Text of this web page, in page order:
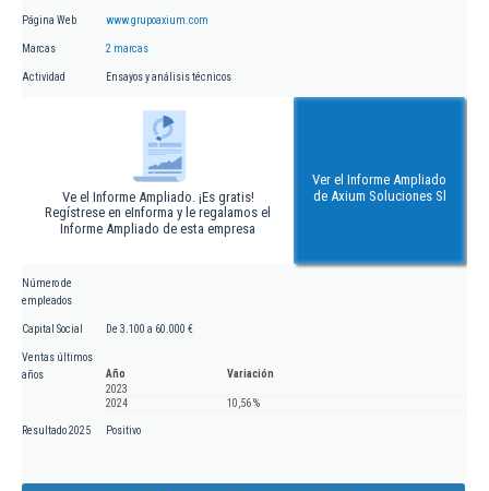
Página Web www.grupoaxium.com
Marcas 2 marcas
Actividad Ensayos y análisis técnicos
Ve el Informe Ampliado. ¡Es gratis!
Regístrese en eInforma y le regalamos el
Informe Ampliado de esta empresa
Ver el Informe Ampliado
de Axium Soluciones Sl
Número de
empleados
Capital Social De 3.100 a 60.000 €
Ventas últimos
años
Año
Variación
2023
2024
10,56 %
Resultado 2025 Positivo